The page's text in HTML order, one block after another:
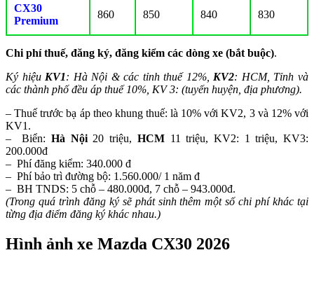
CX30
Premium
860 850 840 830
Chi phí thuế, đăng ký, đăng kiểm các dòng xe (bắt buộc).
Ký hiệu KV1: Hà Nội & các tỉnh thuế 12%, KV2: HCM, Tỉnh và
các thành phố đều áp thuế 10%, KV 3: (tuyến huyện, địa phương).
– Thuế trước bạ áp theo khung thuế: là 10% với KV2, 3 và 12% với
KV1.
– Biển:Hà Nội20 triệu, HCM11 triệu, KV2: 1 triệu, KV3:
200.000đ
– Phí đăng kiểm: 340.000 đ
– Phí bảo trì đường bộ: 1.560.000/ 1 năm đ
– BH TNDS: 5 chỗ – 480.000đ, 7 chỗ – 943.000đ.
(Trong quá trình đăng ký sẽ phát sinh thêm một số chi phí khác tại
từng địa điểm đăng ký khác nhau.)
Hình ảnh xe Mazda CX30 2026